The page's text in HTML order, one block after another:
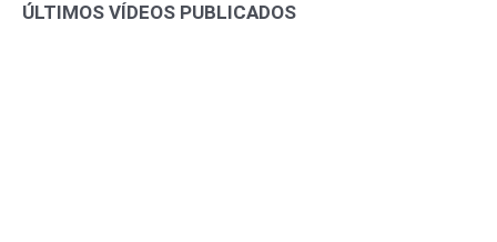
ÚLTIMOS VÍDEOS PUBLICADOS